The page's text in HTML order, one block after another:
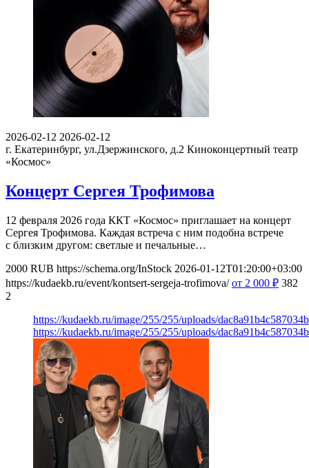
2026-02-12 2026-02-12
г. Екатеринбург, ул.Дзержинского, д.2 Киноконцертный театр
«Космос»
Концерт Сергея Трофимова
12 февраля 2026 года ККТ «Космос» приглашает на концерт
Сергея Трофимова. Каждая встреча с ним подобна встрече
с близким другом: светлые и печальные…
2000 RUB https://schema.org/InStock 2026-01-12T01:20:00+03:00
https://kudaekb.ru/event/kontsert-sergeja-trofimova/ от 2 000 ₽ 382
2
https://kudaekb.ru/image/255/255/uploads/
https://kudaekb.ru/image/255/255/uploads/